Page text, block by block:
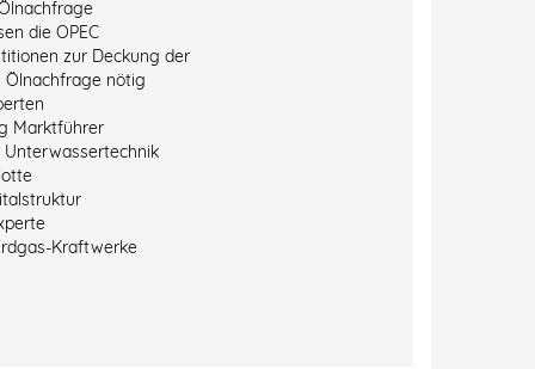
die OPEC
zur Deckung der
Ölnachfrage nötig
Marktführer
Kraftwerke